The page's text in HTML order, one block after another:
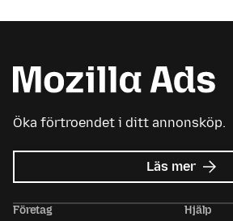
Öka förtroendet i ditt annonsköp.
Läs mer om
Företag Hjälp